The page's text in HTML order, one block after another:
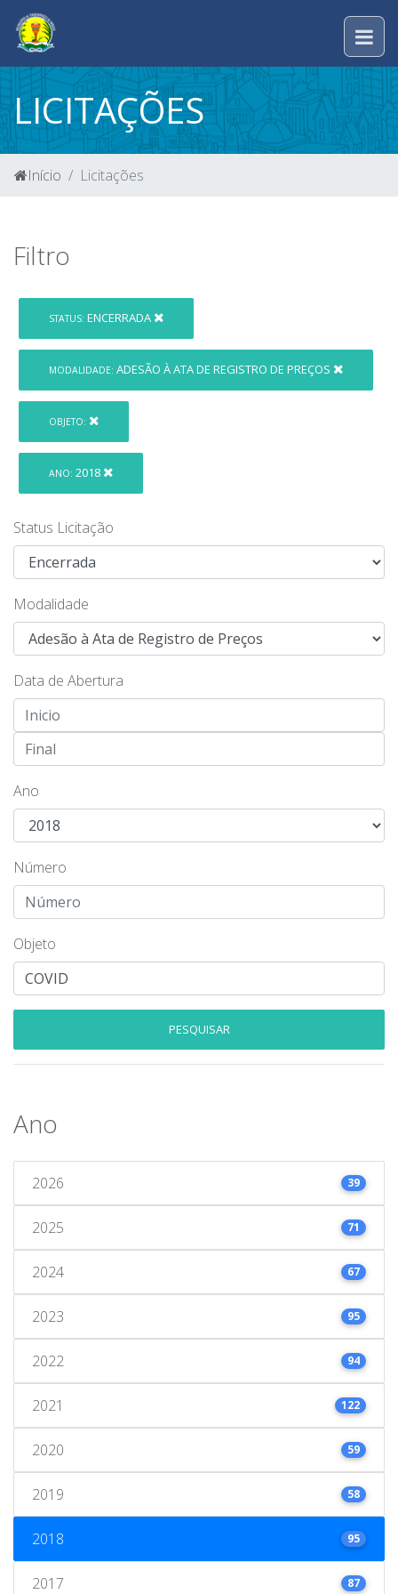
LICITAÇÕES
Início Licitações
Filtro
STATUS: ENCERRADA
MODALIDADE: ADESÃO À ATA DE REGISTRO DE PREÇOS
OBJETO:
ANO: 2018
Status Licitação
Modalidade
Data de Abertura
Ano
Número
Objeto
PESQUISAR
Ano
2026 39
2025 71
2024 67
2023 95
2022 94
2021 122
2020 59
2019 58
2018 95
2017 87